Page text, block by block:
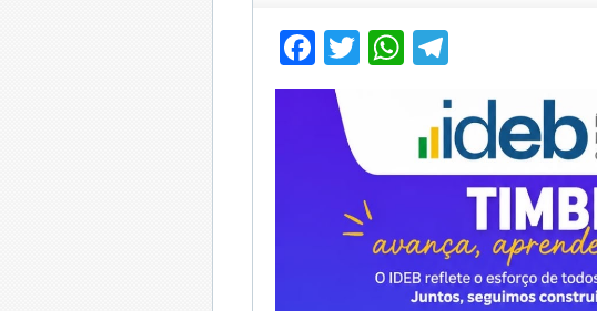
Facebook
TwitterWhatsApp